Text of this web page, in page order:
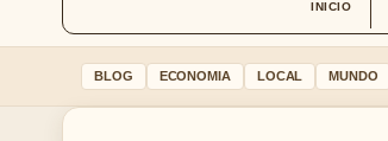
INICIO
BLOG ECONOMIA LOCAL MUNDO